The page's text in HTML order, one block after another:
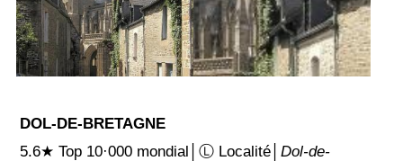
DOL-DE-BRETAGNE
5.6★ Top 10·000 mondial│Ⓛ Localité│Dol-de-